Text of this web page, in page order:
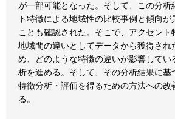
が一部可能となった。そして、この分析
ト特徴による地域性の比較事例と傾向が
ことも確認された。そこで、アクセント
地域間の違いとしてデータから獲得され
め、どのような特徴の違いが影響してい
析を進める。そして、その分析結果に基
特徴分析・評価を得るための方法への改
る。